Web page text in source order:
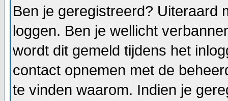
Ben je geregistreerd? Uiteraard
loggen. Ben je wellicht
wordt dit gemeld tijdens het
contact opnemen met de
te vinden waarom. Indien je